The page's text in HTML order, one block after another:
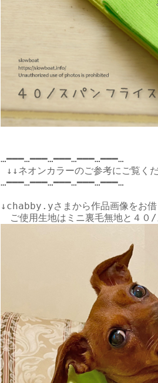
…━━━…━━━…━━━…━━━…━━━…
↓↓ネオンカラーのご参考にご覧く
…━━━…━━━…━━━…━━━…━━━…
↓chabby.yさま から作品画像をお